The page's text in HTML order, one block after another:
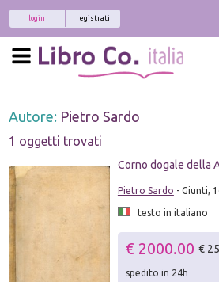
registrati
login
Autore: Pietro Sardo
1 oggetti trovati
Corno dogale della
Pietro Sardo - Giunti,
testo in italiano
€ 2000.00 €
spedito in 24h